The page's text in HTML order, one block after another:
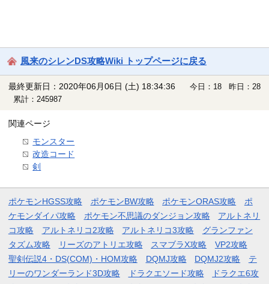
風来のシレンDS攻略Wiki トップページに戻る
最終更新日：2020年06月06日 (土) 18:34:36
今日：18 昨日：28
累計：245987
関連ページ
モンスター
改造コード
剣
ポケモンHGSS攻略 ポケモンBW攻略 ポケモンORAS攻略
ポ
ケモンダイパ攻略
ポケモン不思議のダンジョン攻略
アルトネリ
コ攻略
アルトネリコ2攻略 アルトネリコ3攻略
グランファン
タズム攻略
リーズのアトリエ攻略 スマブラX攻略
VP2攻略
聖剣伝説4・DS(COM)・HOM攻略
DQMJ攻略 DQMJ2攻略
テ
リーのワンダーランド3D攻略
ドラクエソード攻略
ドラクエ6攻